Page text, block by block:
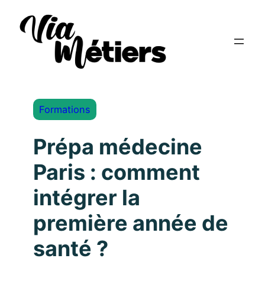
Formations
Prépa médecine
Paris : comment
intégrer la
première année de
santé ?